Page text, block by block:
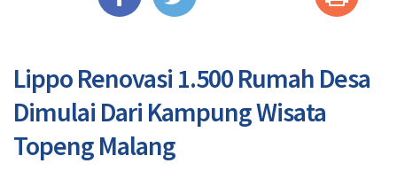
Lippo Renovasi 1.500 Rumah Desa
Dimulai Dari Kampung Wisata
Topeng Malang